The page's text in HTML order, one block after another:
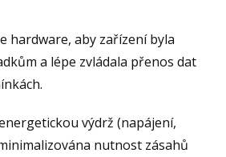
hardware, aby zařízení byla
a lépe zvládala přenos dat
výdrž (napájení,
nutnost zásahů